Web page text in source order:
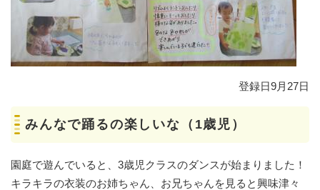
登録日9月27日
みんなで踊るの楽しいな（1歳児）
園庭で遊んでいると、3歳児クラスのダンスが始まりました！
キラキラの衣装のお姉ちゃん、お兄ちゃんを見ると興味津々